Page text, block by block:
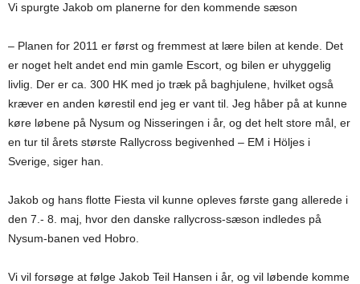
Vi spurgte Jakob om planerne for den kommende sæson
– Planen for 2011 er først og fremmest at lære bilen at kende. Det
er noget helt andet end min gamle Escort, og bilen er uhyggelig
livlig. Der er ca. 300 HK med jo træk på baghjulene, hvilket også
kræver en anden kørestil end jeg er vant til. Jeg håber på at kunne
køre løbene på Nysum og Nisseringen i år, og det helt store mål, er
en tur til årets største Rallycross begivenhed – EM i Höljes i
Sverige, siger han.
Jakob og hans flotte Fiesta vil kunne opleves første gang allerede i
den 7.- 8. maj, hvor den danske rallycross-sæson indledes på
Nysum-banen ved Hobro.
Vi vil forsøge at følge Jakob Teil Hansen i år, og vil løbende komme